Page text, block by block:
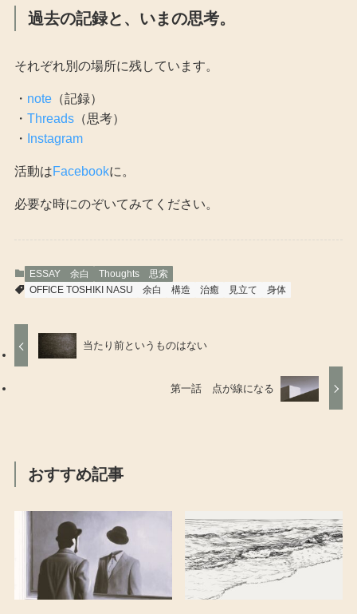
過去の記録と、いまの思考。
それぞれ別の場所に残しています。
・ note（記録）
・ Threads（思考）
・ Instagram
活動はFacebookに。
必要な時にのぞいてみてください。
ESSAY 余白
Thoughts 思索
OFFICE TOSHIKI NASU
余白 構造 治癒 見立て 身体
当たり前というものはない
第一話 点が線になる
おすすめ記事